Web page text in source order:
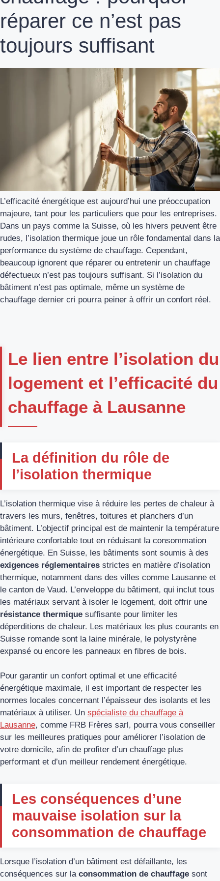
réparer ce n’est pas
toujours suffisant
L’efficacité énergétique est aujourd’hui une préoccupation
majeure, tant pour les particuliers que pour les entreprises.
Dans un pays comme la Suisse, où les hivers peuvent être
rudes, l’isolation thermique joue un rôle fondamental dans la
performance du système de chauffage. Cependant,
beaucoup ignorent que réparer ou entretenir un chauffage
défectueux n’est pas toujours suffisant. Si l’isolation du
bâtiment n’est pas optimale, même un système de
chauffage dernier cri pourra peiner à offrir un confort réel.
Le lien entre l’isolation du
logement et l’efficacité du
chauffage à Lausanne
La définition du rôle de
l’isolation thermique
L’isolation thermique vise à réduire les pertes de chaleur à
travers les murs, fenêtres, toitures et planchers d’un
bâtiment. L’objectif principal est de maintenir la température
intérieure confortable tout en réduisant la consommation
énergétique. En Suisse, les bâtiments sont soumis à des
exigences réglementaires strictes en matière d’isolation
thermique, notamment dans des villes comme Lausanne et
le canton de Vaud. L’enveloppe du bâtiment, qui inclut tous
les matériaux servant à isoler le logement, doit offrir une
résistance thermique suffisante pour limiter les
déperditions de chaleur. Les matériaux les plus courants en
Suisse romande sont la laine minérale, le polystyrène
expansé ou encore les panneaux en fibres de bois.
Pour garantir un confort optimal et une efficacité
énergétique maximale, il est important de respecter les
normes locales concernant l’épaisseur des isolants et les
matériaux à utiliser. Un spécialiste du chauffage à
Lausanne, comme FRB Frères sarl, pourra vous conseiller
sur les meilleures pratiques pour améliorer l’isolation de
votre domicile, afin de profiter d’un chauffage plus
performant et d’un meilleur rendement énergétique.
Les conséquences d’une
mauvaise isolation sur la
consommation de chauffage
Lorsque l’isolation d’un bâtiment est défaillante, les
conséquences sur la consommation de chauffage sont